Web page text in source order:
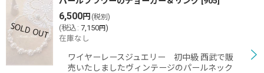
6,500円 (税別)
(税込 : 7,150円)
在庫なし
ワイヤーレースジュエリー 初中級 西武で販
売いたしましたヴィンテージのパールネック